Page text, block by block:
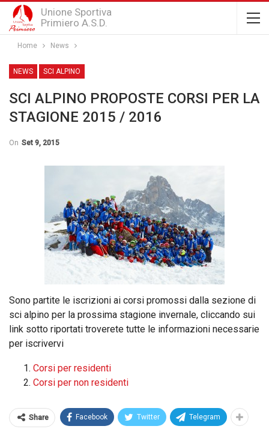
Unione Sportiva
Primiero A.S.D.
Home News
NEWS SCI ALPINO
SCI ALPINO PROPOSTE CORSI PER LA
STAGIONE 2015 / 2016
On Set 9, 2015
Sono partite le iscrizioni ai corsi promossi dalla sezione di
sci alpino per la prossima stagione invernale, cliccando sui
link sotto riportati troverete tutte le informazioni necessarie
per iscrivervi
Corsi per residenti
Corsi per non residenti
Share Facebook Twitter Telegram